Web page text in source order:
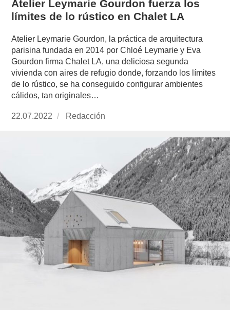
Atelier Leymarie Gourdon fuerza los
límites de lo rústico en Chalet LA
Atelier Leymarie Gourdon, la práctica de arquitectura
parisina fundada en 2014 por Chloé Leymarie y Eva
Gourdon firma Chalet LA, una deliciosa segunda
vivienda con aires de refugio donde, forzando los límites
de lo rústico, se ha conseguido configurar ambientes
cálidos, tan originales…
Publicado
22.07.2022 https://www.experimenta.es/author/redaccion/
Redacción